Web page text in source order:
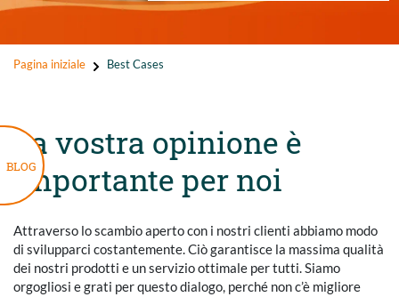
Pagina iniziale Best Cases
La vostra opinione è
importante per noi
Attraverso lo scambio aperto con i nostri clienti abbiamo modo
di svilupparci costantemente. Ciò garantisce la massima qualità
dei nostri prodotti e un servizio ottimale per tutti. Siamo
orgogliosi e grati per questo dialogo, perché non c’è migliore
BLOG